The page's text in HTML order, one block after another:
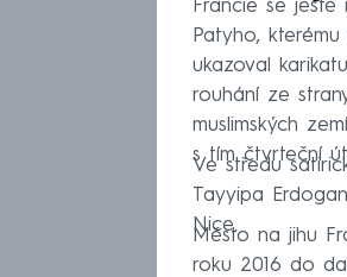
Francie se
Patyho,
ukazoval
rouhání ze
muslimských
s tím čtvrteční
Ve středu
Tayyipa
Nice.
Město na jihu
roku 2016 do